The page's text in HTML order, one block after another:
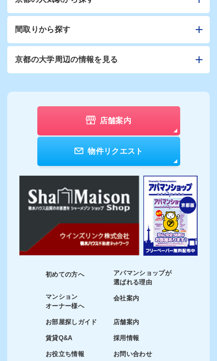
間取りから探す
京都の大学周辺の情報を見る
店舗案内
物件リクエスト
初めての方へ
マンション
オーナー様へ
お部屋探しガイド
賃貸Q&A
お役立ち情報
アパマンショップが
選ばれる理由
会社案内
店舗案内
採用情報
お問い合わせ